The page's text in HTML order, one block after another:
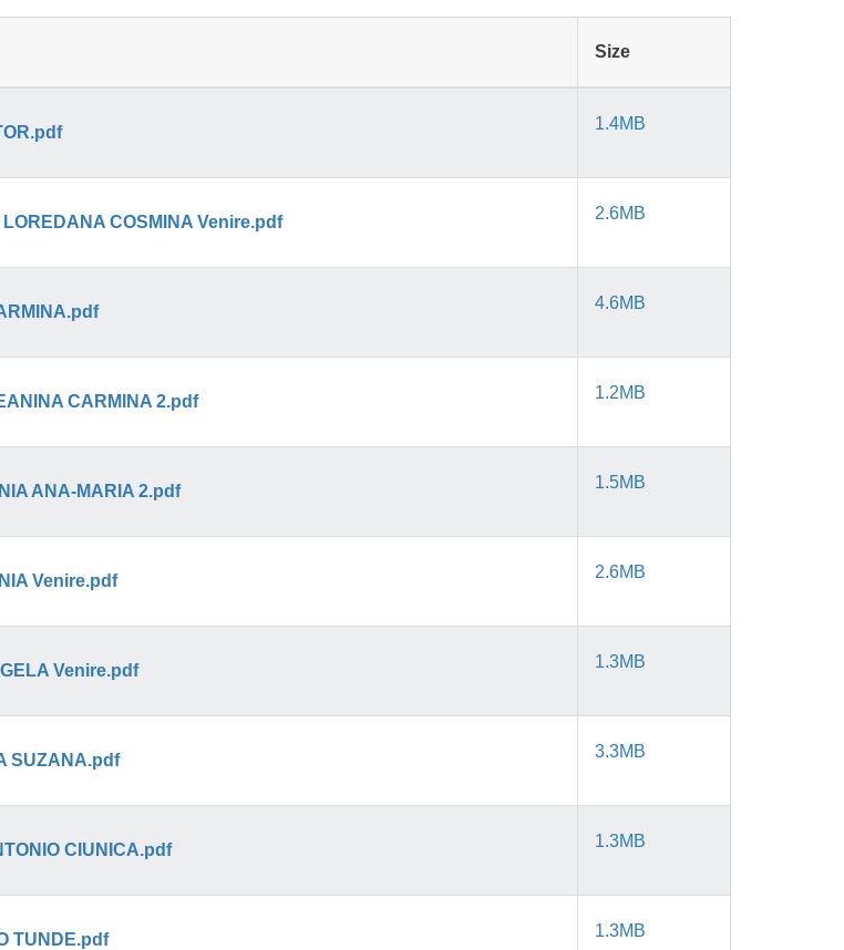
Size
1.4MB
COSMINA Venire.pdf 2.6MB
4.6MB
CARMINA 2.pdf 1.2MB
ANA-MARIA 2.pdf 1.5MB
Venire.pdf 2.6MB
Venire.pdf 1.3MB
SUZANA.pdf 3.3MB
CIUNICA.pdf 1.3MB
TUNDE.pdf 1.3MB